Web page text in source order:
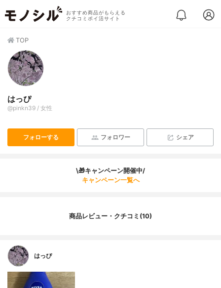
おすすめ商品がもらえる
クチコミポイ活サイト
TOP
はっぴ
@pinkn39 / 女性
フォローする フォロワー シェア
\🎁キャンペーン開催中/
キャンペーン一覧へ
商品レビュー・クチコミ(10)
はっぴ